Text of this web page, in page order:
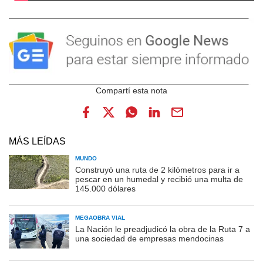
MÁS LEÍDAS
MUNDO
Construyó una ruta de 2 kilómetros para ir a
pescar en un humedal y recibió una multa de
145.000 dólares
MEGAOBRA VIAL
La Nación le preadjudicó la obra de la Ruta 7 a
una sociedad de empresas mendocinas